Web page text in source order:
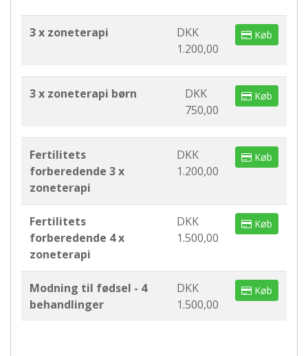
3 x zoneterapi
DKK
1.200,00
Køb
3 x zoneterapi børn
DKK
750,00
Køb
Fertilitets
forberedende 3 x
zoneterapi
DKK
1.200,00
Køb
Fertilitets
forberedende 4 x
zoneterapi
DKK
1.500,00
Køb
Modning til fødsel - 4
behandlinger
DKK
1.500,00
Køb